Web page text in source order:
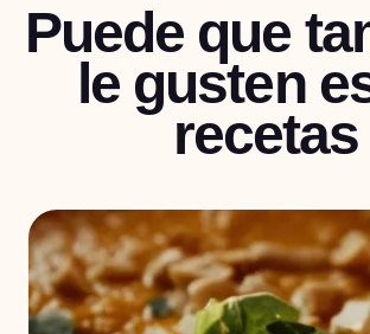
Puede que
le gusten
recetas